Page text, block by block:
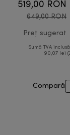
519,00 RON
649,00 RON
Preț sugerat
Sumă TVA
90,07 lei
Compară